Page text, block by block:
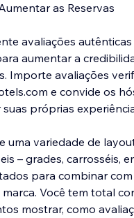
as Reservas
avaliações
aumentar a
Importe avaliações
e convide os
próprias
uma variedade de
– grades, carrosséis,
para combinar
marca. Você tem total
mostrar, como